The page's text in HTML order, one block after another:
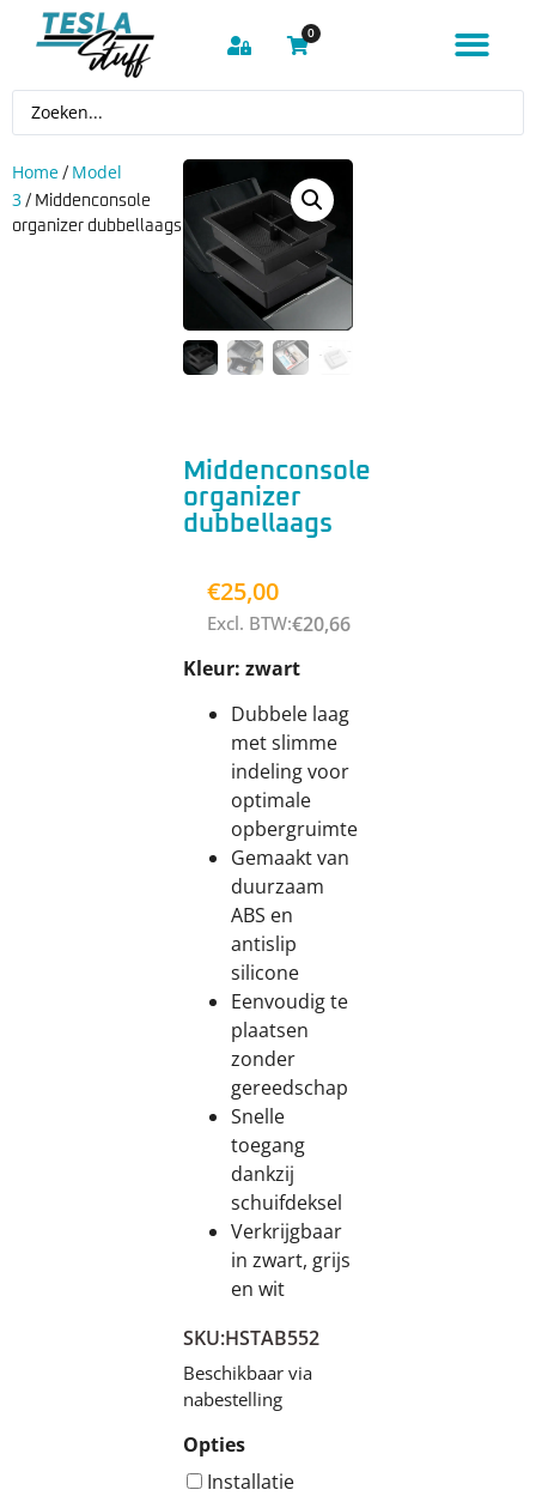
0
Home / Model
3 / Middenconsole
organizer dubbellaags
Middenconsole
organizer
dubbellaags
€25,00
Excl. BTW:€20,66
Kleur: zwart
Dubbele laag
met slimme
indeling voor
optimale
opbergruimte
Gemaakt van
duurzaam
ABS en
antislip
silicone
Eenvoudig te
plaatsen
zonder
gereedschap
Snelle
toegang
dankzij
schuifdeksel
Verkrijgbaar
in zwart, grijs
en wit
SKU:HSTAB552
Beschikbaar via
nabestelling
Opties
Installatie